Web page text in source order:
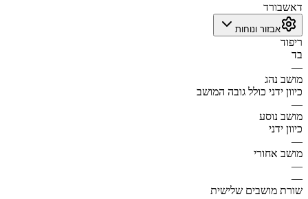
דאשבורד
אבזור ונוחות
ריפוד
בד
—
מושב נהג
כיוון ידני כולל גובה המושב
—
מושב נוסע
כיוון ידני
—
מושב אחורי
—
—
שורת מושבים שלישית